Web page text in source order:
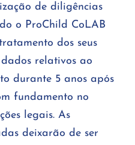
de diligências
o ProChild CoLAB
dos seus
dados relativos ao
durante 5 anos após
fundamento no
legais. As
deixarão de ser